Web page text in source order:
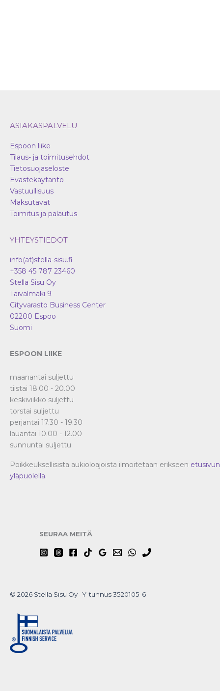
ASIAKASPALVELU
Espoon liike
Tilaus- ja toimitusehdot
Tietosuojaseloste
Evästekäytäntö
Vastuullisuus
Maksutavat
Toimitus ja palautus
YHTEYSTIEDOT
info(at)stella-sisu.fi
+358 45 787 23460
Stella Sisu Oy
Taivalmäki 9
Cityvarasto Business Center
02200 Espoo
Suomi
ESPOON LIIKE
maanantai suljettu
tiistai 18.00 - 20.00
keskiviikko suljettu
torstai suljettu
perjantai 17.30 - 19.30
lauantai 10.00 - 12.00
sunnuntai suljettu
Poikkeuksellisista aukioloajoista ilmoitetaan erikseen etusivun
yläpuolella.
SEURAA MEITÄ
© 2026 Stella Sisu Oy · Y-tunnus 3520105-6